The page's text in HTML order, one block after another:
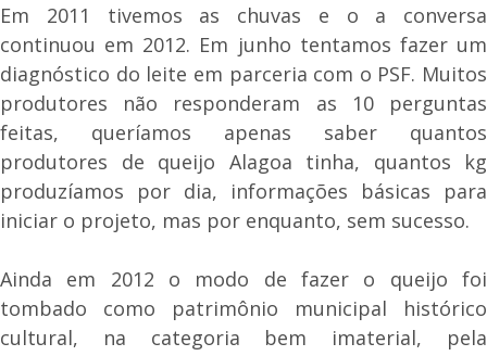
Em 2011 tivemos as chuvas e o a conversa
continuou em 2012. Em junho tentamos fazer um
diagnóstico do leite em parceria com o PSF. Muitos
produtores não responderam as 10 perguntas
feitas, queríamos apenas saber quantos
produtores de queijo Alagoa tinha, quantos kg
produzíamos por dia, informações básicas para
iniciar o projeto, mas por enquanto, sem sucesso.
Ainda em 2012 o modo de fazer o queijo foi
tombado como patrimônio municipal histórico
cultural, na categoria bem imaterial, pela